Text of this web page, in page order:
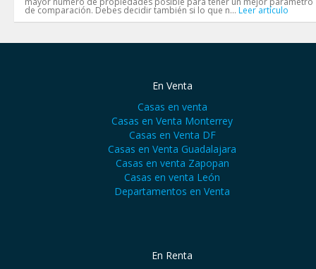
de comparación. Debes decidir también si lo que n... Leer artículo
En Venta
Casas en venta
Casas en Venta Monterrey
Casas en Venta DF
Casas en Venta Guadalajara
Casas en venta Zapopan
Casas en venta León
Departamentos en Venta
En Renta